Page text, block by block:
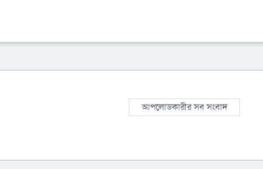
আপলোডকারীর সব সংবাদ